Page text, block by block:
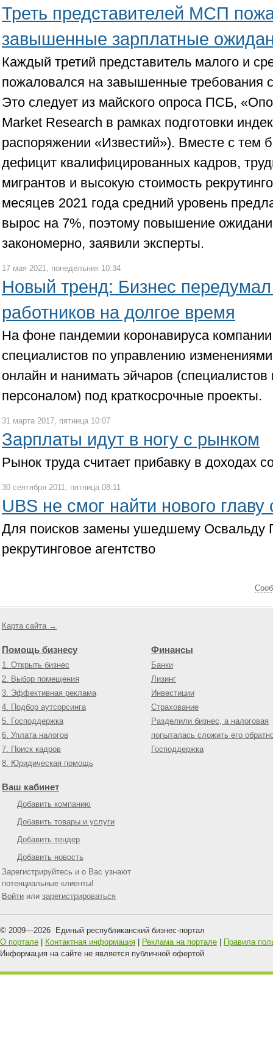
Треть представителей МСП
завышенные зарплатные
Каждый третий представитель малого и
пожаловался на завышенные требования
Это следует из майского опроса ПСБ,
Market Research в рамках подготовки
распоряжении «Известий»). Вместе с тем
дефицит квалифицированных кадров,
мигрантов и высокую стоимость
месяцев 2021 года средний уровень
вырос на 7%, поэтому повышение
закономерно, заявили эксперты.
17 мая 2021, понедельник 10:34
Новый тренд: Бизнес
работников на долгое время
На фоне пандемии коронавируса
специалистов по управлению
онлайн и нанимать эйчаров
персоналом) под краткосрочные проекты.
31 марта 2017, пятница 10:07
Зарплаты идут в ногу с рынком
Рынок труда считает прибавку в доходах
30 сентября 2011, пятница 08:11
UBS не смог найти нового
Для поисков замены ушедшему Освальду
рекрутинговое агентство
Карта сайта →
Помощь бизнесу
1. Открыть бизнес
2. Выбор помещения
3. Эффективная реклама
4. Подбор аутсорсинга
5. Господдержка
6. Уплата налогов
7. Поиск кадров
8. Юридическая помощь
Финансы
Банки
Лизинг
Инвестиции
Страхование
Разделили бизнес, а налоговая
попыталась сложить его
Господдержка
Ваш кабинет
Добавить компанию
Добавить товары и услуги
Добавить тендер
Добавить новость
Зарегистрируйтесь и о Вас узнают
потенциальные клиенты!
Войти или зарегистрироваться
© 2009—2026 Единый республиканский бизнес-портал
О портале
Контактная информация Реклама на портале
Правила
Информация на сайте не является публичной офертой